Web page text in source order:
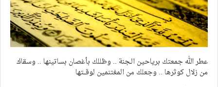
عطر الله جمعتك برياحين الـجنة .. وظللك بأغصان بساتينها .. وسقاك
من زلال كوثرها .. وجعلك من المغتنمين لوقــتها